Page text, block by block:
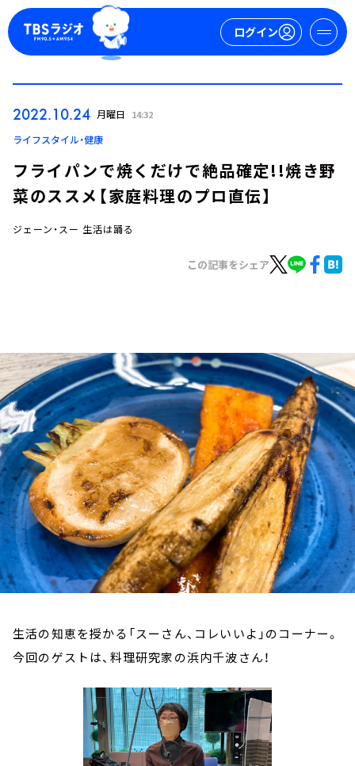
ログイン
ログイン
お知らせ
イベント・グッズ
YouTube
会社情報
2022.10.24 月曜日 14:32
ライフスタイル・健康
フライパンで焼くだけで絶品確定!!焼き野
菜のススメ【家庭料理のプロ直伝】
ジェーン・スー 生活は踊る
この記事をシェア
生活の知恵を授かる「スーさん、コレいいよ」のコーナー。
今回のゲストは、料理研究家の浜内千波さん！